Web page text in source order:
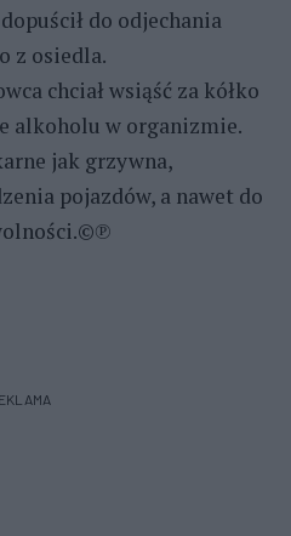
do odjechania
z osiedla.
chciał wsiąść za kółko
alkoholu w organizmie.
jak grzywna,
pojazdów, a nawet do